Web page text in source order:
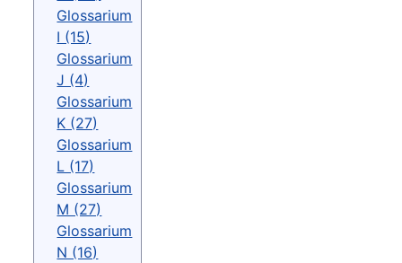
Glossarium
I (15)
Glossarium
J (4)
Glossarium
K (27)
Glossarium
L (17)
Glossarium
M (27)
Glossarium
N (16)